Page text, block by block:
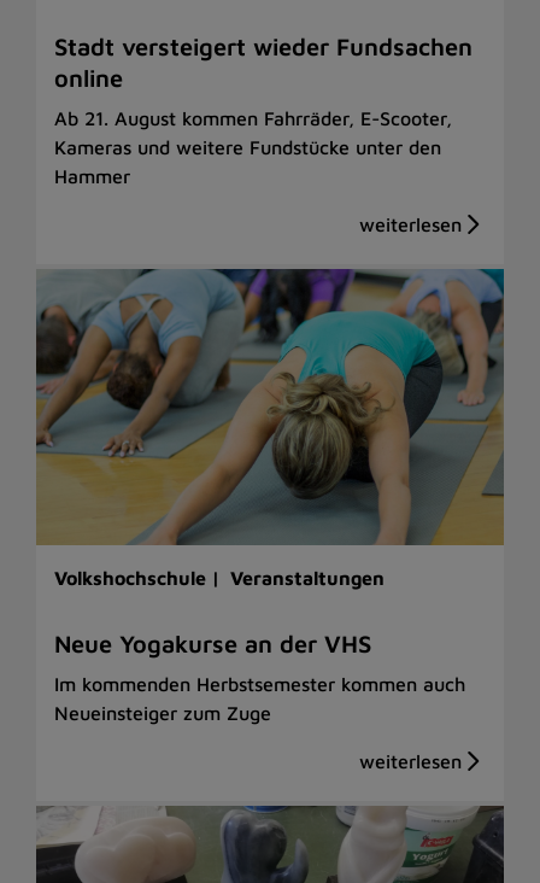
Stadt versteigert wieder Fundsachen
online
Ab 21. August kommen Fahrräder, E-Scooter,
Kameras und weitere Fundstücke unter den
Hammer
Volkshochschule | Veranstaltungen
Neue Yogakurse an der VHS
Im kommenden Herbstsemester kommen auch
Neueinsteiger zum Zuge